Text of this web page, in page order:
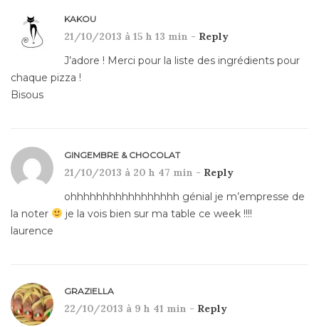
KAKOU
21/10/2013 à 15 h 13 min - Reply
J’adore ! Merci pour la liste des ingrédients pour
chaque pizza !
Bisous
GINGEMBRE & CHOCOLAT
21/10/2013 à 20 h 47 min - Reply
ohhhhhhhhhhhhhhhhh génial je m’empresse de
la noter
je la vois bien sur ma table ce week !!!!
laurence
GRAZIELLA
22/10/2013 à 9 h 41 min - Reply